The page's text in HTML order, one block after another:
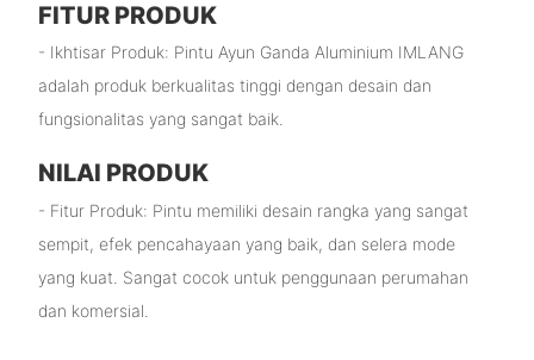
FITUR PRODUK
- Ikhtisar Produk: Pintu Ayun Ganda Aluminium IMLANG
adalah produk berkualitas tinggi dengan desain dan
fungsionalitas yang sangat baik.
NILAI PRODUK
- Fitur Produk: Pintu memiliki desain rangka yang sangat
sempit, efek pencahayaan yang baik, dan selera mode
yang kuat. Sangat cocok untuk penggunaan perumahan
dan komersial.